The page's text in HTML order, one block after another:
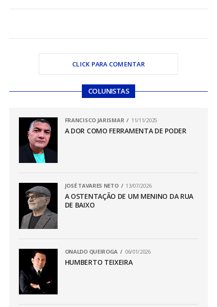
CLICK PARA COMENTAR
COLUNISTAS
FRANCISCO JARISMAR 11/11/2025
A DOR COMO FERRAMENTA DE PODER
JOSÉ TAVARES NETO 13/07/2026
A OSTENTAÇÃO DE UM MENINO DA RUA
DE BAIXO
ONALDO QUEIROGA 06/01/2026
HUMBERTO TEIXEIRA